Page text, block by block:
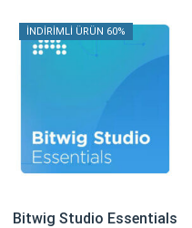
İNDIRIMLI ÜRÜN 60%
Bitwig Studio Essentials